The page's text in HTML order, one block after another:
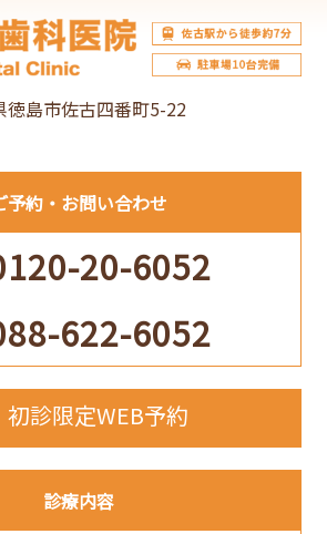
徳島市佐古四番町5-22
予約 お問い合わせ
20-6052
622-6052
初診限定WEB予約
診療内容